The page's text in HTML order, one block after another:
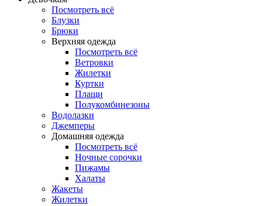
Посмотреть всё
Блузки
Брюки
Верхняя одежда
Посмотреть всё
Ветровки
Жилетки
Куртки
Плащи
Полукомбинезоны
Водолазки
Джемперы
Домашняя одежда
Посмотреть всё
Ночные сорочки
Пижамы
Халаты
Жакеты
Жилетки